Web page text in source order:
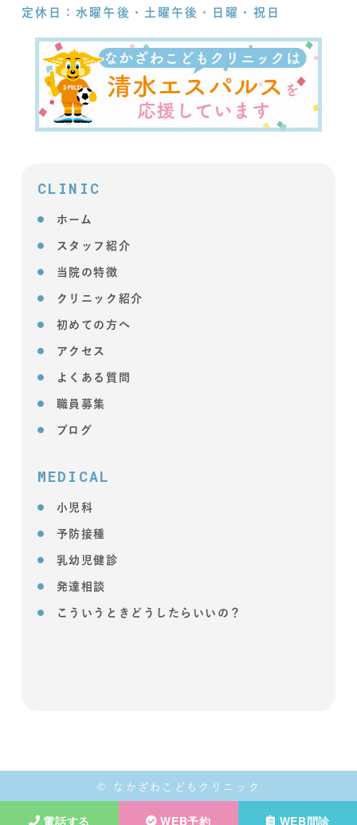
電話する WEB予約 WEB問診
定休日：水曜午後・土曜午後・日曜・祝日
CLINIC
ホーム
スタッフ紹介
当院の特徴
クリニック紹介
初めての方へ
アクセス
よくある質問
職員募集
ブログ
MEDICAL
小児科
予防接種
乳幼児健診
発達相談
こういうときどうしたらいいの？
© なかざわこどもクリニック